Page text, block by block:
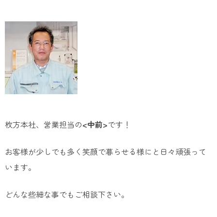
枚方本社、営業担当の<中前>です！
お客様が少しでも多く笑顔で暮らせる様にと日々頑張って
います。
どんな些細な事でもご相談下さい。